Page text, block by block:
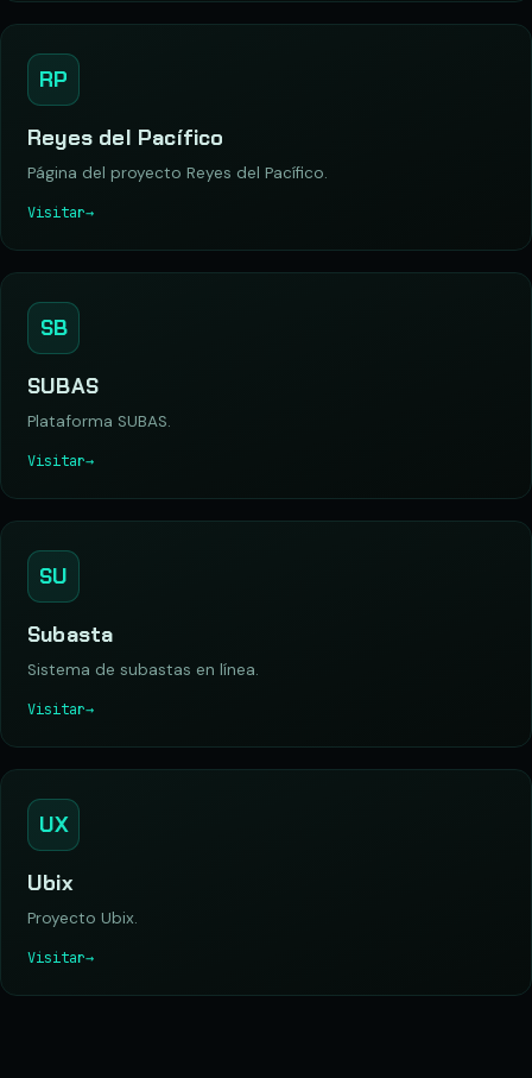
RP
Reyes del Pacífico
Página del proyecto Reyes del Pacífico.
Visitar→
SB
SUBAS
Plataforma SUBAS.
Visitar→
SU
Subasta
Sistema de subastas en línea.
Visitar→
UX
Ubix
Proyecto Ubix.
Visitar→